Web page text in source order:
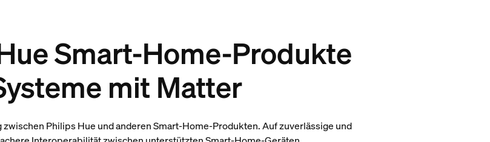
Smart-Home-Produkte
mit Matter
Philips Hue und anderen Smart-Home-Produkten. Auf zuverlässige und